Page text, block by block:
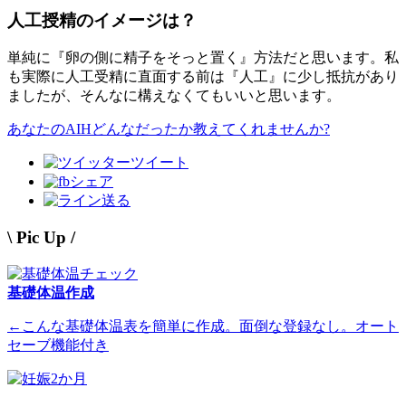
人工授精のイメージは？
単純に『卵の側に精子をそっと置く』方法だと思います。私
も実際に人工受精に直面する前は『人工』に少し抵抗があり
ましたが、そんなに構えなくてもいいと思います。
あなたのAIHどんなだったか教えてくれませんか?
ツイート
シェア
送る
\ Pic Up /
基礎体温作成
←こんな基礎体温表を簡単に作成。面倒な登録なし。オート
セーブ機能付き